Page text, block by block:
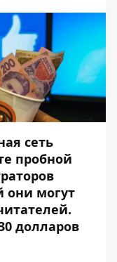
сеть
пробной
они могут
долларов